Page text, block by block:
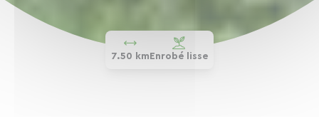
7.50 kmEnrobé lisse